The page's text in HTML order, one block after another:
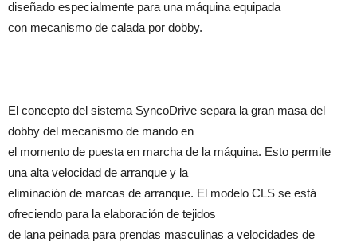
diseñado especialmente para una máquina equipada
con mecanismo de calada por dobby.
El concepto del sistema SyncoDrive separa la gran masa del
dobby del mecanismo de mando en
el momento de puesta en marcha de la máquina. Esto permite
una alta velocidad de arranque y la
eliminación de marcas de arranque. El modelo CLS se está
ofreciendo para la elaboración de tejidos
de lana peinada para prendas masculinas a velocidades de